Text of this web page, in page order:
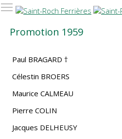
Promotion 1959
Paul BRAGARD †
Célestin BROERS
Maurice CALMEAU
Pierre COLIN
Jacques DELHEUSY